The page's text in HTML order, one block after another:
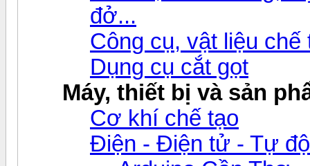
đở...
Công cụ, vật liệu chế
Dụng cụ cắt gọt
Máy, thiết bị và sản
Cơ khí chế tạo
Điện - Điện tử - Tự